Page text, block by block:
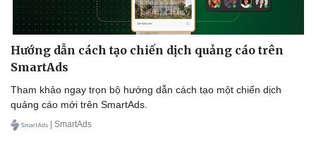
Hướng dẫn cách tạo chiến dịch quảng cáo trên
SmartAds
Tham khảo ngay trọn bộ hướng dẫn cách tạo một chiến dịch
quảng cáo mới trên SmartAds.
| SmartAds